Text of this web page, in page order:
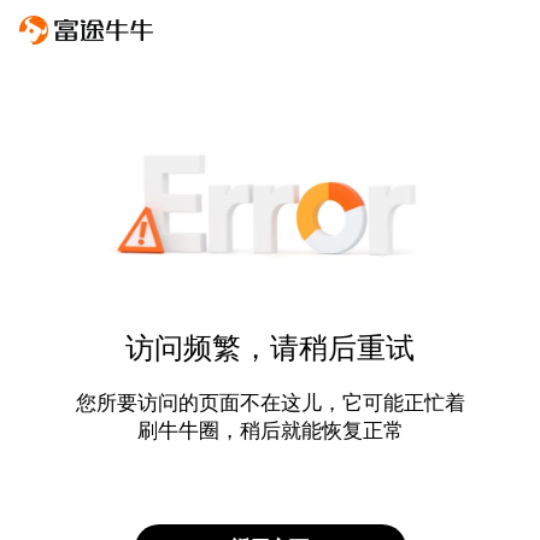
访问频繁，请稍后重试
您所要访问的页面不在这儿，它可能正忙着
刷牛牛圈，稍后就能恢复正常